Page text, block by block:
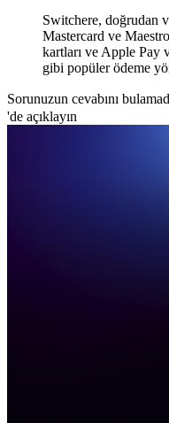
Switchere, doğrudan
Mastercard ve
kartları ve Apple Pay
gibi popüler ödeme
Sorunuzun cevabını
'de açıklayın